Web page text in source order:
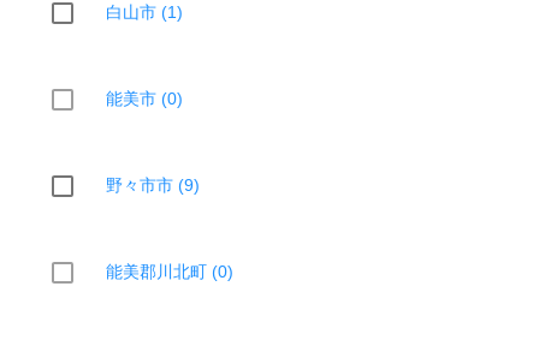
白山市 (1)
能美市 (0)
野々市市 (9)
能美郡川北町 (0)